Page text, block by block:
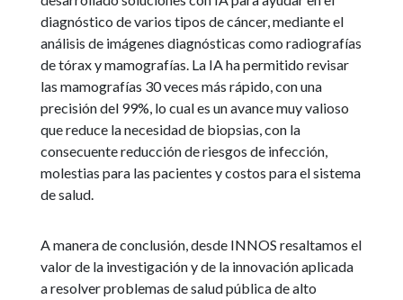
diagnóstico de varios tipos de cáncer, mediante el
análisis de imágenes diagnósticas como radiografías
de tórax y mamografías. La IA ha permitido revisar
las mamografías 30 veces más rápido, con una
precisión del 99%, lo cual es un avance muy valioso
que reduce la necesidad de biopsias, con la
consecuente reducción de riesgos de infección,
molestias para las pacientes y costos para el sistema
de salud.
A manera de conclusión, desde INNOS resaltamos el
valor de la investigación y de la innovación aplicada
a resolver problemas de salud pública de alto